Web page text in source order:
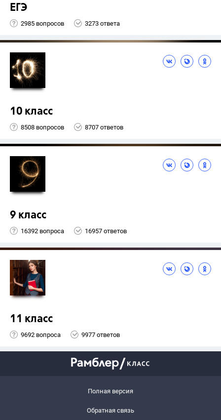
ЕГЭ
2985 вопросов 3273 ответа
10 класс
8508 вопросов 8707 ответов
9 класс
16392 вопроса 16957 ответов
11 класс
9692 вопроса 9977 ответов
Полная версия
Обратная связь